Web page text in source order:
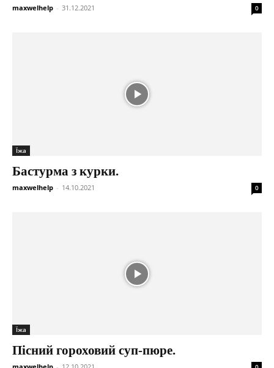
maxwelhelp - 31.12.2021 0
Їжа
Бастурма з курки.
maxwelhelp - 14.10.2021 0
Їжа
Пісний гороховий суп-пюре.